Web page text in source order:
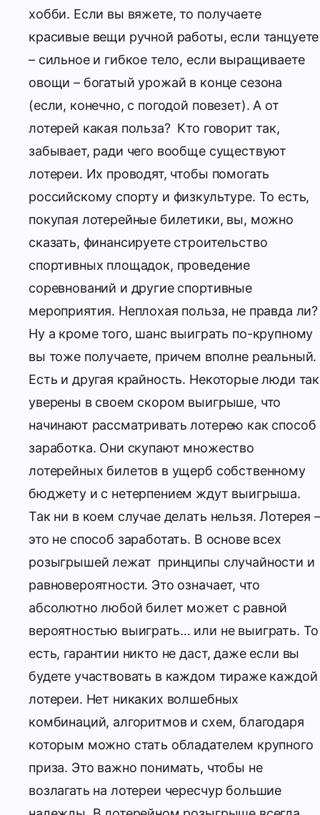
хобби. Если вы вяжете, то получаете
красивые вещи ручной работы, если танцуете
– сильное и гибкое тело, если выращиваете
овощи – богатый урожай в конце сезона
(если, конечно, с погодой повезет). А от
лотерей какая польза? Кто говорит так,
забывает, ради чего вообще существуют
лотереи. Их проводят, чтобы помогать
российскому спорту и физкультуре. То есть,
покупая лотерейные билетики, вы, можно
сказать, финансируете строительство
спортивных площадок, проведение
соревнований и другие спортивные
мероприятия. Неплохая польза, не правда ли?
Ну а кроме того, шанс выиграть по-крупному
вы тоже получаете, причем вполне реальный.
Есть и другая крайность. Некоторые люди так
уверены в своем скором выигрыше, что
начинают рассматривать лотерею как способ
заработка. Они скупают множество
лотерейных билетов в ущерб собственному
бюджету и с нетерпением ждут выигрыша.
Так ни в коем случае делать нельзя. Лотерея –
это не способ заработать. В основе всех
розыгрышей лежат принципы случайности и
равновероятности. Это означает, что
абсолютно любой билет может с равной
вероятностью выиграть… или не выиграть. То
есть, гарантии никто не даст, даже если вы
будете участвовать в каждом тираже каждой
лотереи. Нет никаких волшебных
комбинаций, алгоритмов и схем, благодаря
которым можно стать обладателем крупного
приза. Это важно понимать, чтобы не
возлагать на лотереи чересчур большие